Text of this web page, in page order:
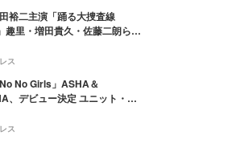
裕二主演「踊る大捜査線
趣里・増田貴久・佐藤二朗ら新
のキーワード”も
ス
No No Girls」ASHA＆
、デビュー決定 ユニット・
へ
ス